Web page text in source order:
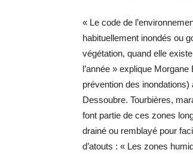
« Le code de
habituellement inondés ou
végétation, quand elle
l’année » explique
prévention des inondations)
Dessoubre. Tourbières,
font partie de ces zones
drainé ou remblayé pour
d’atouts : « Les zones